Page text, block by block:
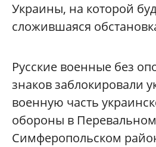
Украины, на которой
сложившаяся
Русские военные без
знаков заблокировали
военную часть
обороны в
Симферопольском